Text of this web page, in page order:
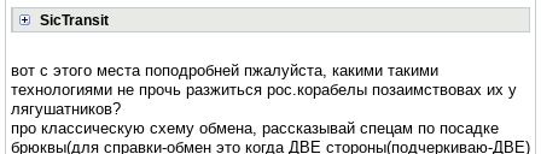
SicTransit
вот с этого места поподробней пжалуйста, какими такими
технологиями не прочь разжиться рос.корабелы позаимствовах их у
лягушатников?
про классическую схему обмена, рассказывай спецам по посадке
брюквы(для справки-обмен это когда ДВЕ стороны(подчеркиваю-ДВЕ)